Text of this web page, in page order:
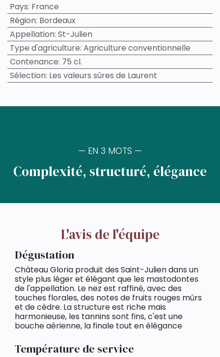
Pays: France
Région: Bordeaux
Appellation: St-Julien
Type d'agriculture: Agriculture conventionnelle
Contenance: 75 cl.
Sélection: Les valeurs sûres de Laurent
— EN 3 MOTS —
Complexité, structuré, élégance
L'avis de l'équipe
Dégustation
Château Gloria produit des Saint-Julien dans un
style plus léger et élégant que les mastodontes
de l'appellation. Le nez est raffiné, avec des
touches florales, des notes de fruits rouges mûrs
et de cèdre. La structure est riche mais
harmonieuse, les tannins sont fins, c'est une
bouche aérienne, la finale tout en élégance
Température de service